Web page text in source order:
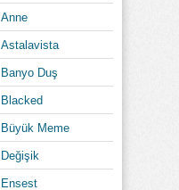
Anne
Astalavista
Banyo Duş
Blacked
Büyük Meme
Değişik
Ensest